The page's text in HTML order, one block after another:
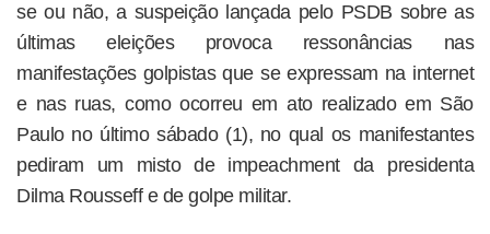
se ou não, a suspeição lançada pelo PSDB sobre as
últimas eleições provoca ressonâncias nas
manifestações golpistas que se expressam na internet
e nas ruas, como ocorreu em ato realizado em São
Paulo no último sábado (1), no qual os manifestantes
pediram um misto de impeachment da presidenta
Dilma Rousseff e de golpe militar.